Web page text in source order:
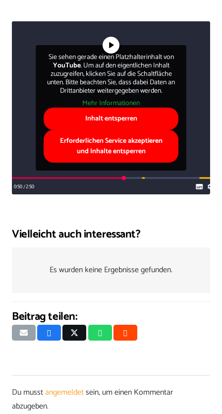
Sie sehen gerade einen Platzhalterinhalt von
YouTube. Um auf den eigentlichen Inhalt
zuzugreifen, klicken Sie auf die Schaltfläche
unten. Bitte beachten Sie, dass dabei Daten an
Drittanbieter weitergegeben werden.
Mehr Informationen
Inhalt entsperren
Erforderlichen Service akzeptieren
und Inhalte entsperren
Vielleicht auch interessant?
Es wurden keine Ergebnisse gefunden.
Beitrag teilen:
Du musstangemeldetsein, um einen Kommentar
abzugeben.